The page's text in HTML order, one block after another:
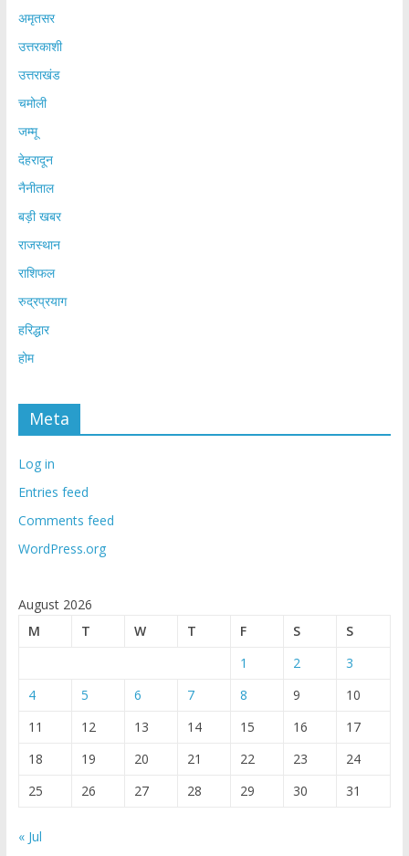
अमृतसर
उत्तरकाशी
उत्तराखंड
चमोली
जम्मू
देहरादून
नैनीताल
बड़ी खबर
राजस्थान
राशिफल
रुद्रप्रयाग
हरिद्धार
होम
Meta
Log in
Entries feed
Comments feed
WordPress.org
August 2026
M
T W T F S
S
1
2
3
4
5 6 7 8 9
10
11
12 13 14 15 16
17
18
19 20 21 22 23
24
25
26 27 28 29 30 31
« Jul